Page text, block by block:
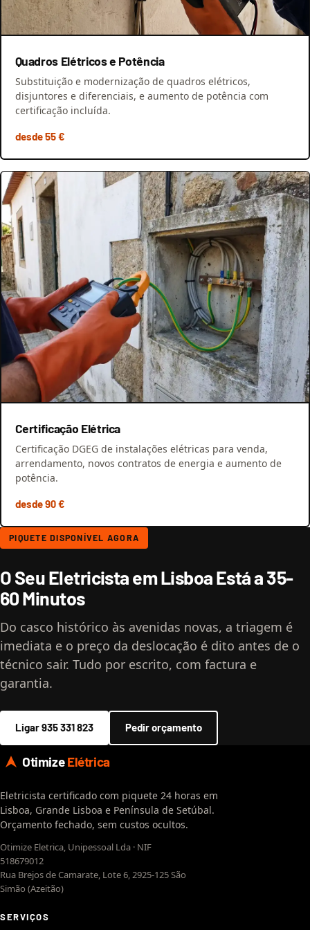
Quadros Elétricos e Potência
Substituição e modernização de quadros elétricos,
disjuntores e diferenciais, e aumento de potência com
certificação incluída.
desde 55 €
Certificação Elétrica
Certificação DGEG de instalações elétricas para venda,
arrendamento, novos contratos de energia e aumento de
potência.
desde 90 €
PIQUETE DISPONÍVEL AGORA
O Seu Eletricista em Lisboa Está a 35-
60 Minutos
Do casco histórico às avenidas novas, a triagem é
imediata e o preço da deslocação é dito antes de o
técnico sair. Tudo por escrito, com factura e
garantia.
Ligar 935 331 823 Pedir orçamento
OtimizeElétrica
Eletricista certificado com piquete 24 horas em
Lisboa, Grande Lisboa e Península de Setúbal.
Orçamento fechado, sem custos ocultos.
Otimize Eletrica, Unipessoal Lda · NIF
518679012
Rua Brejos de Camarate, Lote 6, 2925-125 São
Simão (Azeitão)
SERVIÇOS